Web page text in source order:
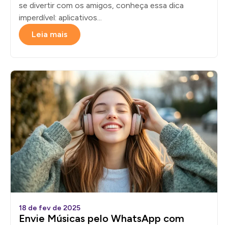
se divertir com os amigos, conheça essa dica
imperdível: aplicativos...
Leia mais
18 de fev de 2025
Envie Músicas pelo WhatsApp com